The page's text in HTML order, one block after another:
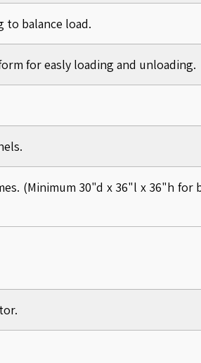
to balance load.
for easly loading and unloading.
(Minimum 30"d x 36"l x 36"h for